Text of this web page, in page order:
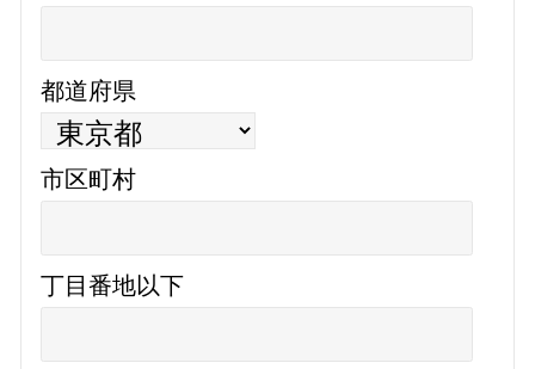
都道府県
市区町村
丁目番地以下